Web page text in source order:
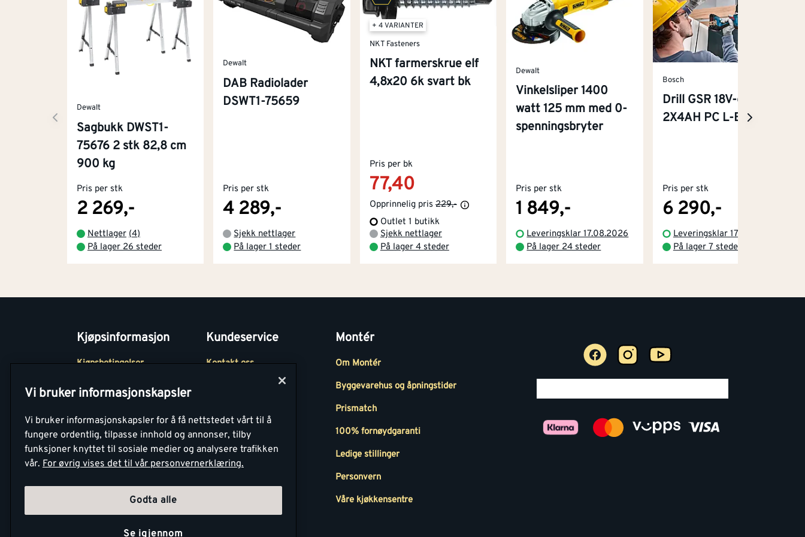
Dewalt
Sagbukk DWST1-
75676 2 stk 82,8 cm
900 kg
Pris per stk
2 269,-
Nettlager (4)
På lager 26 steder
Dewalt
DAB Radiolader
DSWT1-75659
Pris per stk
4 289,-
Sjekk nettlager
På lager 1 steder
+ 4 VARIANTER
NKT Fasteners
NKT farmerskrue elf
4,8x20 6k svart bk
Pris per bk
77,40
Opprinnelig pris 229,-
Outlet 1 butikk
Sjekk nettlager
På lager 4 steder
Dewalt
Vinkelsliper 1400
watt 125 mm med 0-
spenningsbryter
Pris per stk
1 849,-
Leveringsklar 17.08.2026
På lager 24 steder
Bosch
Drill GSR 18V-65
2X4AH PC L-BOXX
Pris per stk
6 290,-
Leveringsklar 17.08.2026
På lager 7 steder
Kjøpsinformasjon
Kjøpsbetingelser
Betaling
Retur- og
angrerettsskjema
Kundeservice
Kontakt oss
Medlemsavtaler
Montér Bedrift
Montér
Om Montér
Byggevarehus og åpningstider
Prismatch
100% fornøydgaranti
Ledige stillinger
Personvern
Våre kjøkkensentre
Vi bruker informasjonskapsler
Vi bruker informasjonskapsler for å få nettstedet vårt til å
fungere ordentlig, tilpasse innhold og annonser, tilby
funksjoner knyttet til sosiale medier og analysere trafikken
vår. For øvrig vises det til vår personvernerklæring.
Godta alle
Se igjennom